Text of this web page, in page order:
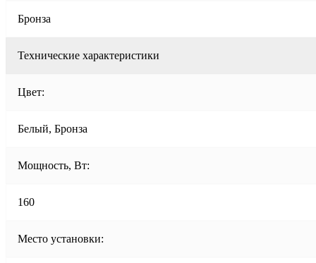
Бронза
Технические характеристики
Цвет:
Белый, Бронза
Мощность, Вт:
160
Место установки: